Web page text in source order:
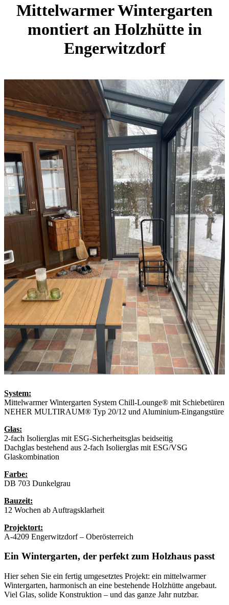
Mittelwarmer Wintergarten
montiert an Holzhütte in
Engerwitzdorf
System:
Mittelwarmer Wintergarten System Chill-Lounge® mit Schiebetüren
NEHER MULTIRAUM® Typ 20/12 und Aluminium-Eingangstüre
Glas:
2-fach Isolierglas mit ESG-Sicherheitsglas beidseitig
Dachglas bestehend aus 2-fach Isolierglas mit ESG/VSG
Glaskombination
Farbe:
DB 703 Dunkelgrau
Bauzeit:
12 Wochen ab Auftragsklarheit
Projektort:
A-4209 Engerwitzdorf – Oberösterreich
Ein Wintergarten, der perfekt zum Holzhaus passt
Hier sehen Sie ein fertig umgesetztes Projekt: ein mittelwarmer
Wintergarten, harmonisch an eine bestehende Holzhütte angebaut.
Viel Glas, solide Konstruktion – und das ganze Jahr nutzbar.